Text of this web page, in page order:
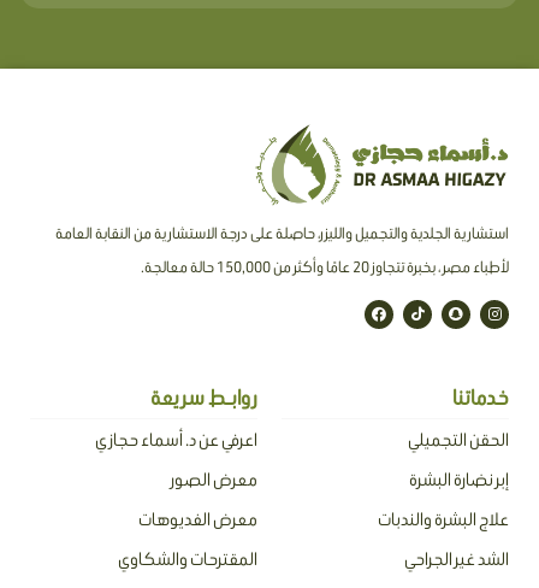
استشارية الجلدية والتجميل والليزر، حاصلة على درجة الاستشارية من النقابة العامة
لأطباء مصر ، بخبرة تتجاوز 20 عامًا وأكثر من 150,000 حالة معالجة.
I
n
s
a
S
n
a
a
t
T
i
k
F
a
c
خدماتنا
الحقن التجميلي
إبر نضارة البشرة
علاج البشرة والندبات
الشد غير الجراحي
روابـط سريعة
اعرفي عن د. أسماء حجازي
معرض الصور
معرض الفديوهات
المقترحات والشكاوي